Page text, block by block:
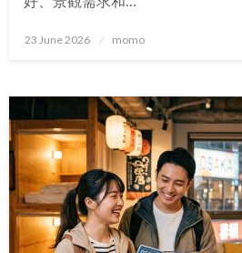
Posted
23 June 2026 momo